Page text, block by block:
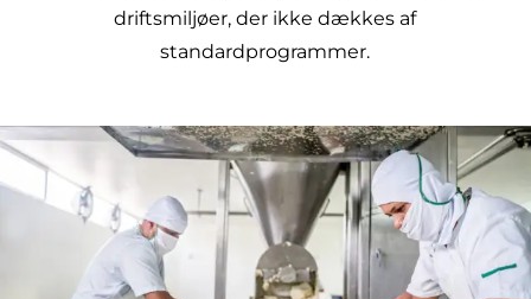
driftsmiljøer, der ikke dækkes af
standardprogrammer.